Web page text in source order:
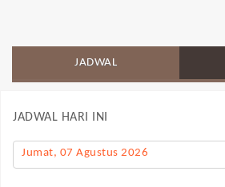
JADWAL
JADWAL HARI INI
Jumat, 07 Agustus 2026